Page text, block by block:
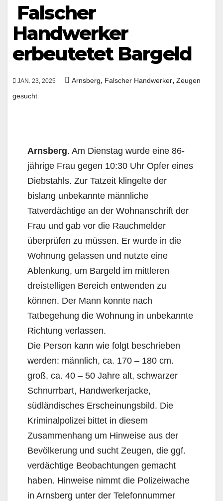
Falscher
Handwerker
erbeutetet Bargeld
JAN. 23, 2025 Arnsberg, Falscher Handwerker, Zeugen
gesucht
Arnsberg. Am Dienstag wurde eine 86-
jährige Frau gegen 10:30 Uhr Opfer eines
Diebstahls. Zur Tatzeit klingelte der
bislang unbekannte männliche
Tatverdächtige an der Wohnanschrift der
Frau und gab vor die Rauchmelder
überprüfen zu müssen. Er wurde in die
Wohnung gelassen und nutzte eine
Ablenkung, um Bargeld im mittleren
dreistelligen Bereich entwenden zu
können. Der Mann konnte nach
Tatbegehung die Wohnung in unbekannte
Richtung verlassen.
Die Person kann wie folgt beschrieben
werden: männlich, ca. 170 – 180 cm.
groß, ca. 40 – 50 Jahre alt, schwarzer
Schnurrbart, Handwerkerjacke,
südländisches Erscheinungsbild. Die
Kriminalpolizei bittet in diesem
Zusammenhang um Hinweise aus der
Bevölkerung und sucht Zeugen, die ggf.
verdächtige Beobachtungen gemacht
haben. Hinweise nimmt die Polizeiwache
in Arnsberg unter der Telefonnummer